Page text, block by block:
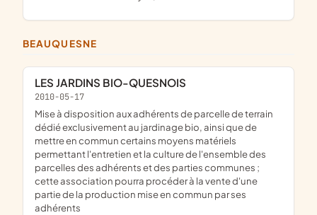
BEAUQUESNE
LES JARDINS BIO-QUESNOIS
2010-05-17
mise à disposition aux adhérents de parcelle de terrain
dédié exclusivement au jardinage bio, ainsi que de
mettre en commun certains moyens matériels
permettant l'entretien et la culture de l'ensemble des
parcelles des adhérents et des parties communes ;
cette association pourra procéder à la vente d'une
partie de la production mise en commun par ses
adhérents